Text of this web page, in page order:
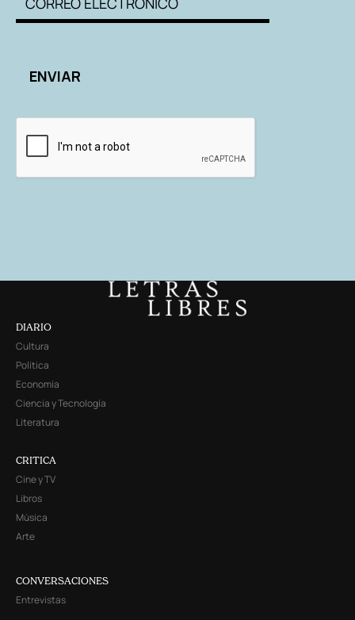
DIARIO
Cultura
Política
Economía
Ciencia y Tecnología
Literatura
CRITICA
Cine y TV
Libros
Música
Arte
CONVERSACIONES
Entrevistas